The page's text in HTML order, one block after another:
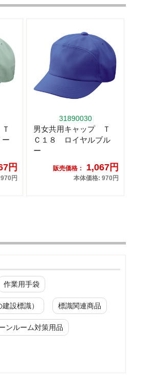
円
円
31890030
男女共用キャップ Ｔ
Ｃ１８ ロイヤルブル
ー
販売価格： 1,067円
本体価格: 970円
作業用手袋
設標識） 標識関連商品
ンルーム対策用品